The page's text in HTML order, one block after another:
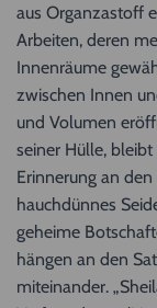
aus Organzastoff
Arbeiten, deren
Innenräume
zwischen Innen
und Volumen
seiner Hülle,
Erinnerung an
hauchdünnes
geheime
hängen an den
miteinander.